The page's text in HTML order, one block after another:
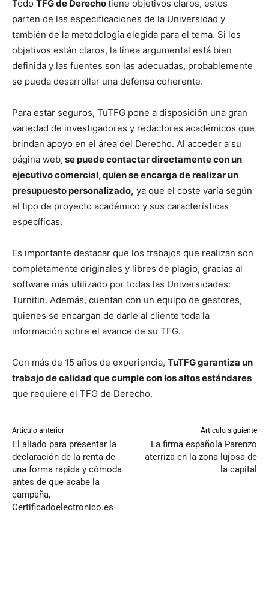
Todo TFG de Derechotiene objetivos claros, estos
parten de las especificaciones de la Universidad y
también de la metodología elegida para el tema. Si los
objetivos están claros, la línea argumental está bien
definida y las fuentes son las adecuadas, probablemente
se pueda desarrollar una defensa coherente.
Para estar seguros, TuTFG pone a disposición una gran
variedad de investigadores y redactores académicos que
brindan apoyo en el área del Derecho. Al acceder a su
página web, se puede contactar directamente con un
ejecutivo comercial, quien se encarga de realizar un
presupuesto personalizado, ya que el coste varía según
el tipo de proyecto académico y sus características
específicas.
Es importante destacar que los trabajos que realizan son
completamente originales y libres de plagio, gracias al
software más utilizado por todas las Universidades:
Turnitin. Además, cuentan con un equipo de gestores,
quienes se encargan de darle al cliente toda la
información sobre el avance de su TFG.
Con más de 15 años de experiencia, TuTFG garantiza un
trabajo de calidad que cumple con los altos estándares
que requiere el TFG de Derecho.
Artículo anterior
El aliado para presentar la
declaración de la renta de
una forma rápida y cómoda
antes de que acabe la
campaña,
Certificadoelectronico.es
Artículo siguiente
La firma española Parenzo
aterriza en la zona lujosa de
la capital